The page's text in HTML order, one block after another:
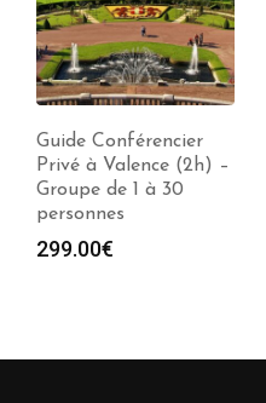
Guide Conférencier
Privé à Valence (2h) –
Groupe de 1 à 30
personnes
299.00€